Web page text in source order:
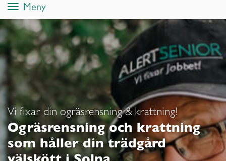
Toggle
navigation
Meny
Vi fixar din ogräsrensning & krattning!
Ogräsrensning och krattning
som håller din trädgård